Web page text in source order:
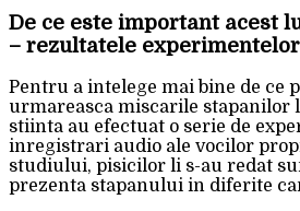
De ce este important acest
– rezultatele experimentelor
Pentru a intelege mai bine de ce
urmareasca miscarile stapanilor
stiinta au efectuat o serie de
inregistrari audio ale vocilor
studiului, pisicilor li s-au redat
prezenta stapanului in diferite